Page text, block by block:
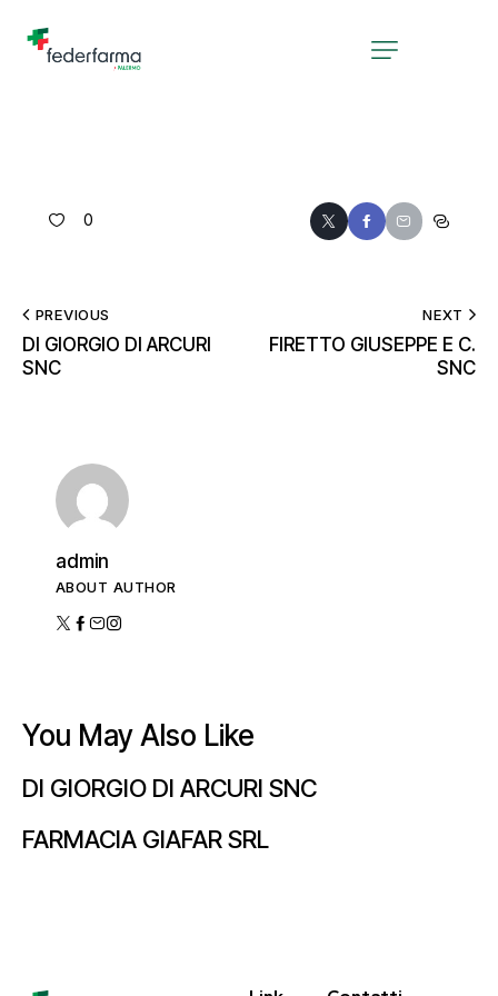
0
PREVIOUS
DI GIORGIO DI ARCURI
SNC
NEXT
FIRETTO GIUSEPPE E C.
SNC
admin
ABOUT AUTHOR
You May Also Like
DI GIORGIO DI ARCURI SNC
FARMACIA GIAFAR SRL